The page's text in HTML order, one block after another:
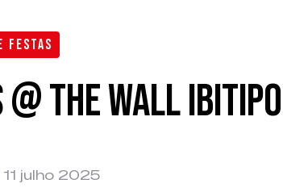
FESTAS
The Wall
julho 2025